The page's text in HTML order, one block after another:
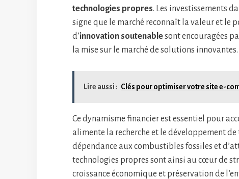
technologies propres. Les investissements
signe que le marché reconnaît la valeur et le
d’innovation soutenablesont encouragées
la mise sur le marché de solutions innovantes.
Lire aussi : Clés pour optimiser votre site e-
Ce dynamisme financier est essentiel pour
alimente la recherche et le développement
dépendance aux combustibles fossiles et
technologies propres sont ainsi au cœur de
croissance économique et préservation de